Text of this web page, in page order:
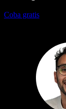
Coba gratis